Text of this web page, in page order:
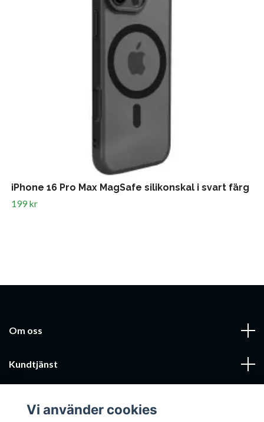
iPhone 16 Pro Max MagSafe silikonskal i svart färg
199 kr
Om oss
Kundtjänst
Vi använder cookies